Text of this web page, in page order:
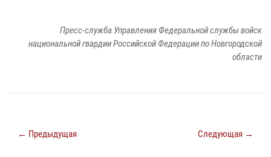
Пресс-служба Управления Федеральной службы войск
национальной гвардии Российской Федерации по Новгородской
области
← Предыдущая Следующая →